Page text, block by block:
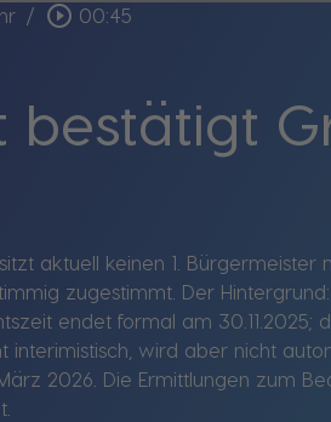
/ play_circle_outline 00:45
bestätigt
aktuell keinen 1.
zugestimmt. Der
endet formal am
interimistisch, wird aber nicht
2026. Die Ermittlungen zum